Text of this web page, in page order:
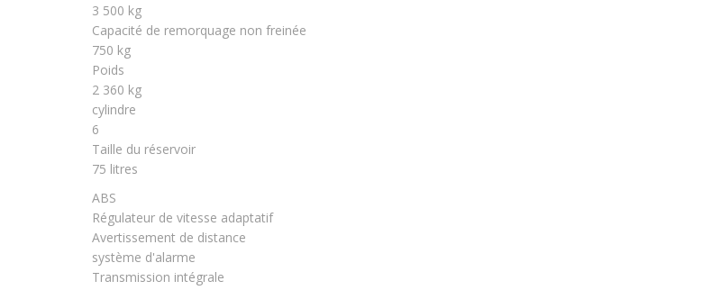
3 500 kg
Capacité de remorquage non freinée
750 kg
Poids
2 360 kg
cylindre
6
Taille du réservoir
75 litres
ABS
Régulateur de vitesse adaptatif
Avertissement de distance
système d'alarme
Transmission intégrale